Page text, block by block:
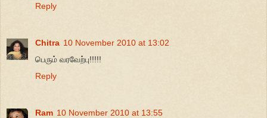
Reply
Chitra 10 November 2010 at 13:02
பெரும் வரவேற்பு!!!!!
Reply
Ram 10 November 2010 at 13:55